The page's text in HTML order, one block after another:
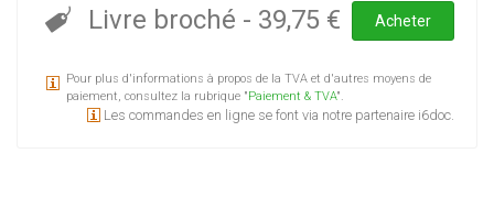
depuis la fin du XVe siècle le va-et-vient de cette
fascination.Le livre que voici inventorie cette " présence ",
plante le cadre et dégage les enjeux des grandes rencontres
avec l'Égypte.
Livre broché - 39,75 € Acheter
Pour plus d'informations à propos de la TVA et d'autres moyens de
paiement, consultez la rubrique "Paiement & TVA".
Les commandes en ligne se font via notre partenaire i6doc.